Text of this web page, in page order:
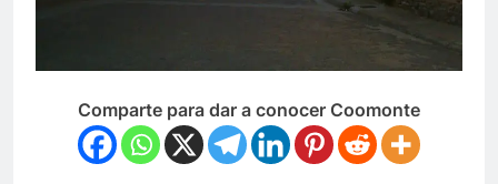
Comparte para dar a conocer Coomonte